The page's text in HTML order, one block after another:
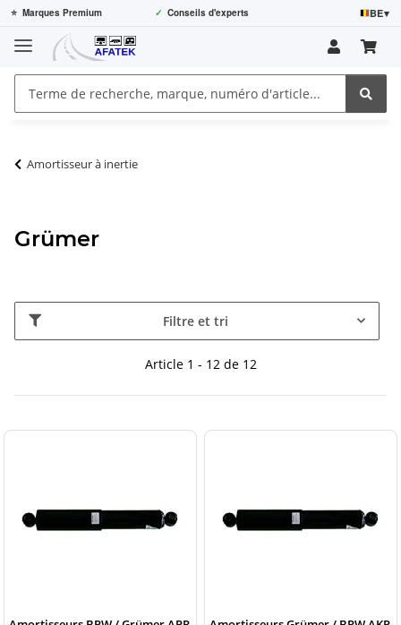
⭐ Marques Premium ✓ Conseils d'experts BE▾
Amortisseur à inertie
Grümer
Filtre et tri
Article 1 - 12 de 12